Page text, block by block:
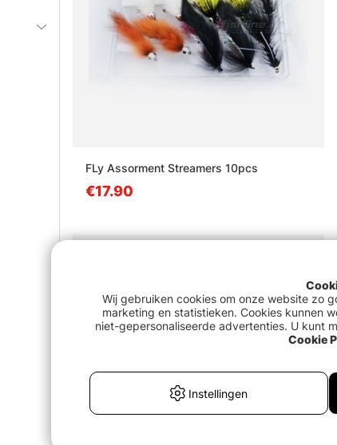
FLy Assorment Streamers 10pcs
€17.90
Wij gebruiken cookies om onze website zo
marketing en statistieken. Cookies kunnen
niet-gepersonaliseerde advertenties. U kunt
Cookie
Instellingen